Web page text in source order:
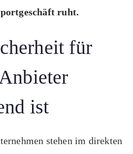
ruht.
für
ist
stehen im direkten